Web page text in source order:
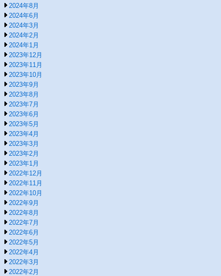
2024年8月
2024年6月
2024年3月
2024年2月
2024年1月
2023年12月
2023年11月
2023年10月
2023年9月
2023年8月
2023年7月
2023年6月
2023年5月
2023年4月
2023年3月
2023年2月
2023年1月
2022年12月
2022年11月
2022年10月
2022年9月
2022年8月
2022年7月
2022年6月
2022年5月
2022年4月
2022年3月
2022年2月